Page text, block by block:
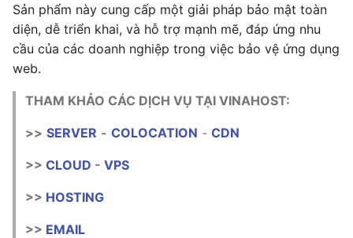
Sản phẩm này cung cấp một giải pháp bảo mật toàn
diện, dễ triển khai, và hỗ trợ mạnh mẽ, đáp ứng nhu
cầu của các doanh nghiệp trong việc bảo vệ ứng dụng
web.
THAM KHẢO CÁC DỊCH VỤ TẠI VINAHOST:
>> SERVER - COLOCATION - CDN
>> CLOUD - VPS
>> HOSTING
>> EMAIL